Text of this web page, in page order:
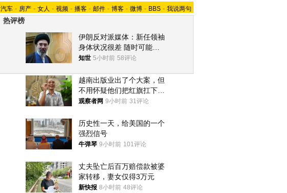
汽车 - 房产 - 女人 - 视频 - 播客 - 邮件 - 博客 - 微博 - BBS - 我说两句
热评榜
伊朗反对派媒体：新任领袖
身体状况很差 随时可能离
世
知世 5小时前 58评论
越南出版业出了个大案，但
不用怀疑他们把红旗扛下去
的决心
观察者网 9小时前 31评论
历史性一天，给美国的一个
强烈信号
牛弹琴 9小时前 101评论
丈夫坠亡后百万赔偿款被婆
家转移，妻女仅得3万元
新快报 8小时前 48评论